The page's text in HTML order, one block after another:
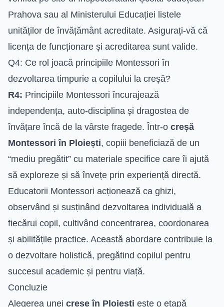
Prahova sau al Ministerului Educației listele
unităților de învățământ acreditate. Asigurați-vă că
licența de funcționare și acreditarea sunt valide.
Q4: Ce rol joacă principiile Montessori în
dezvoltarea timpurie a copilului la creșă?
R4: Principiile Montessori încurajează
independența, auto-disciplina și dragostea de
învățare încă de la vârste fragede. Într-o creșă
Montessori în Ploiești, copiii beneficiază de un
“mediu pregătit” cu materiale specifice care îi ajută
să exploreze și să învețe prin experiență directă.
Educatorii Montessori acționează ca ghizi,
observând și susținând dezvoltarea individuală a
fiecărui copil, cultivând concentrarea, coordonarea
și abilitățile practice. Această abordare contribuie la
o dezvoltare holistică, pregătind copilul pentru
succesul academic și pentru viață.
Concluzie
Alegerea unei creșe în Ploiești este o etapă